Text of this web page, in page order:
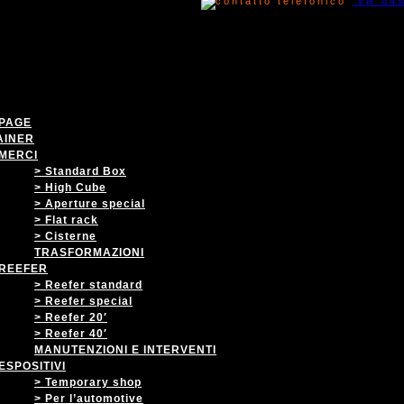
MERCI
> Standard Box
> High Cube
> Aperture special
> Flat rack
> Cisterne
TRASFORMAZIONI
REEFER
> Reefer standard
> Reefer special
> Reefer 20′
> Reefer 40′
MANUTENZIONI E INTERVENTI
ESPOSITIVI
> Temporary shop
> Per l’automotive